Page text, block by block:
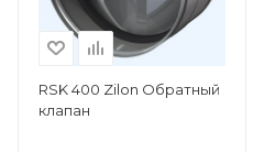
RSK 400 Zilon Обратный
клапан